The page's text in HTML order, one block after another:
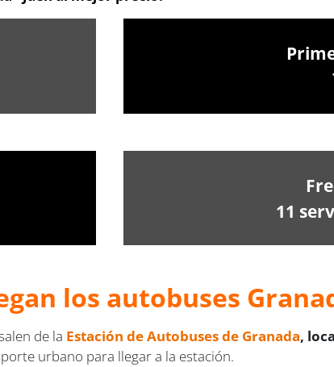
11
los autobuses
de la Estación de Autobuses de Granada,
urbano para llegar a la estación.